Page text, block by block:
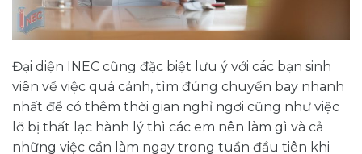
Đại diện INEC cũng đặc biệt lưu ý với các bạn sinh
viên về việc quá cảnh, tìm đúng chuyến bay nhanh
nhất để có thêm thời gian nghỉ ngơi cũng như việc
lỡ bị thất lạc hành lý thì các em nên làm gì và cả
những việc cần làm ngay trong tuần đầu tiên khi